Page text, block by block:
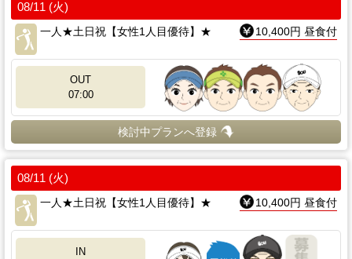
08/11 (火)
一人★土日祝【女性1人目優待】★
10,400円 昼食付
OUT
07:00
検討中プランへ登録
08/11 (火)
一人★土日祝【女性1人目優待】★
10,400円 昼食付
IN